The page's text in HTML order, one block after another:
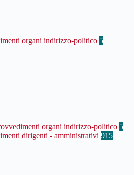
organi indirizzo-politico 5
organi indirizzo-politico 5
dirigenti - amministrativi 915